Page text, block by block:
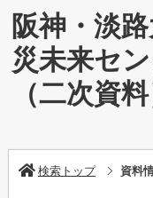
阪神・淡
災未来セ
（二次資
検索トップ 資料